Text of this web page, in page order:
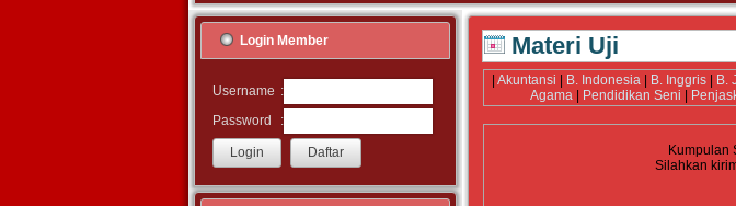
Login Member
Username :
Password
:
Materi Uji
Akuntansi B. Indonesia B. Inggris B.
Agama| Pendidikan Seni
Kumpulan
Silahkan